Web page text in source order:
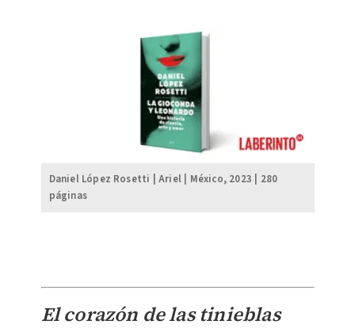
Daniel López Rosetti | Ariel | México, 2023 | 280
páginas
El corazón de las tinieblas